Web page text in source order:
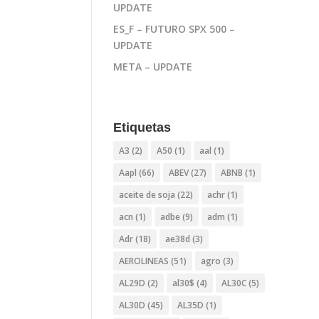
UPDATE
ES_F – FUTURO SPX 500 –
UPDATE
META – UPDATE
Etiquetas
A3 (2) A50 (1) aal (1)
Aapl (66) ABEV(27) ABNB (1)
aceite de soja (22) achr(1)
acn (1) adbe (9) adm (1)
Adr(18) ae38d (3)
AEROLINEAS (51) agro (3)
AL29D (2) al30$ (4) AL30C(5)
AL30D (45) AL35D (1)